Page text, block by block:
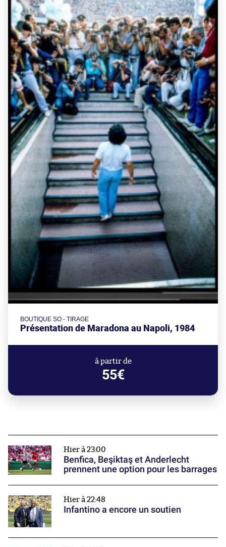
BOUTIQUE SO - TIRAGE
Présentation de Maradona au Napoli, 1984
à partir de
55€
Hier à 23:00
Benfica, Beşiktaş et Anderlecht
prennent une option pour les barrages
Hier à 22:48
Infantino a encore un soutien